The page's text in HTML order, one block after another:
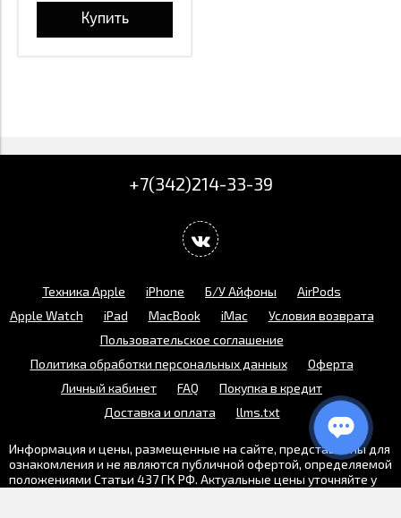
Купить
+7(342)214-33-39
Техника Apple iPhone Б/У Айфоны
AirPods
Apple Watch
iPad MacBook iMac
Условия возврата
Пользовательское соглашение
Политика обработки персональных данных
Оферта
Личный кабинет
FAQ
Покупка в кредит
Доставка и оплата
llms.txt
Информация и цены, размещенные на сайте, представлены для
ознакомления и не являются публичной офертой, определяемой
положениями Статьи 437 ГК РФ. Актуальные цены уточняйте у